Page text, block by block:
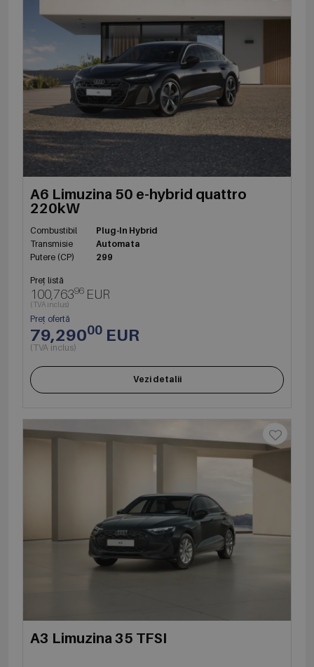
A6 Limuzina 50 e-hybrid quattro
220kW
Combustibil
Plug-In Hybrid
Transmisie
Automata
Putere (CP)
299
Preț listă
100,76396 EUR
(TVA inclus)
Preț ofertă
79,29000 EUR
(TVA inclus)
Vezi detalii
A3 Limuzina 35 TFSI